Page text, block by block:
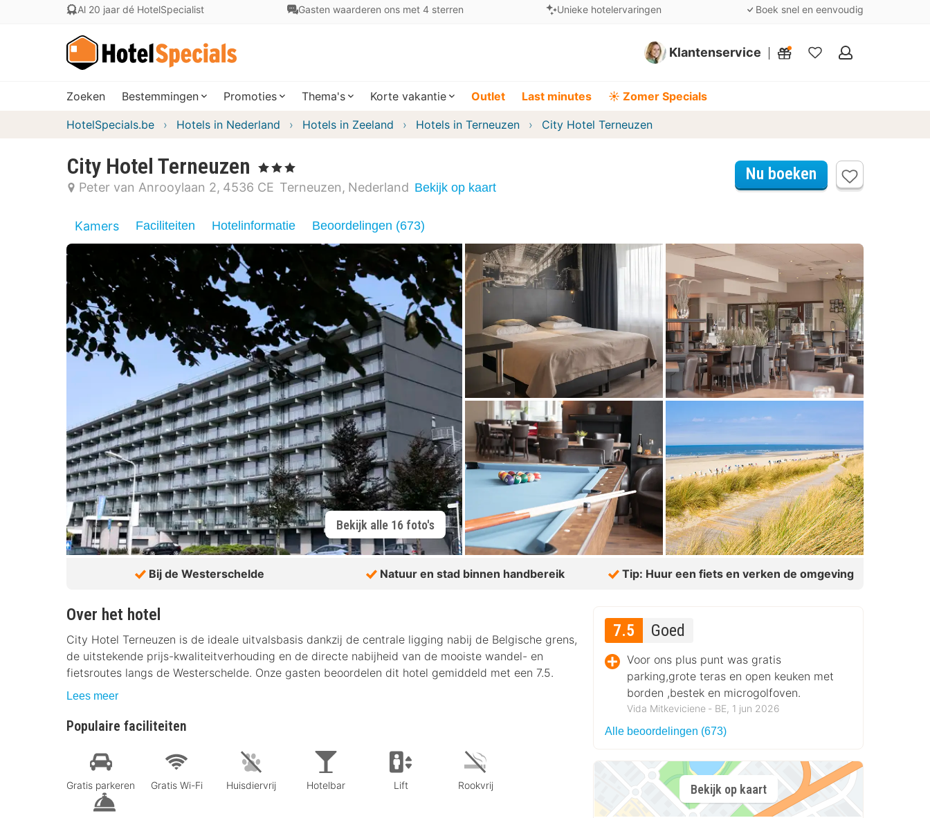
Al 20 jaar dé HotelSpecialist Gasten waarderen ons met 4 sterren Unieke hotelervaringen Boek snel en eenvoudig
Klantenservice
Mijn
Zoeken Bestemmingen Promoties Thema's Korte vakantie Outlet Last minutes ☀️ Zomer Specials
HotelSpecials.be Hotels in Nederland Hotels in Zeeland Hotels in Terneuzen City Hotel Terneuzen
City Hotel Terneuzen , 3 Sterren
Peter van Anrooylaan 2 4536 CE Terneuzen Nederland Bekijk op kaart
Nu boeken
Kamers Faciliteiten Hotelinformatie Beoordelingen (673)
Bekijk alle 16 foto's
Bij de Westerschelde Natuur en stad binnen handbereik Tip: Huur een fiets en verken de omgeving
Over het hotel
City Hotel Terneuzen is de ideale uitvalsbasis dankzij de centrale ligging nabij de Belgische grens,
de uitstekende prijs-kwaliteitverhouding en de directe nabijheid van de mooiste wandel- en
fietsroutes langs de Westerschelde. Onze gasten beoordelen dit hotel gemiddeld met een 7.5.
Lees meer
Populaire faciliteiten
Gratis parkeren Gratis Wi-Fi Huisdiervrij Hotelbar Lift Rookvrij
7.5 Goed
Voor ons plus punt was gratis
parking,grote teras en open keuken met
borden ,bestek en microgolfoven.
Vida Mitkeviciene ‐ BE, 1 jun 2026
Alle beoordelingen (673)
Bekijk op kaart